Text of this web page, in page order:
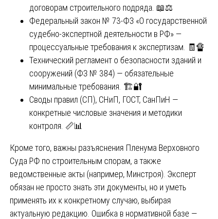
договорам строительного подряда. 📖⚖️
Федеральный закон № 73-ФЗ «О государственной
судебно-экспертной деятельности в РФ» —
процессуальные требования к экспертизам. 🧾🔏
Технический регламент о безопасности зданий и
сооружений (ФЗ № 384) — обязательные
минимальные требования. 🏗️🔐
Своды правил (СП), СНиП, ГОСТ, СанПиН —
конкретные числовые значения и методики
контроля. 📏📊
Кроме того, важны разъяснения Пленума Верховного
Суда РФ по строительным спорам, а также
ведомственные акты (например, Минстроя). Эксперт
обязан не просто знать эти документы, но и уметь
применять их к конкретному случаю, выбирая
актуальную редакцию. Ошибка в нормативной базе —